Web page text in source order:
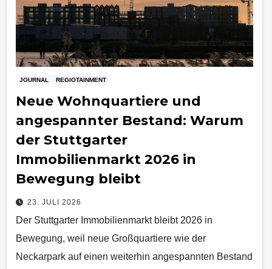
JOURNAL REGIOTAINMENT
Neue Wohnquartiere und
angespannter Bestand: Warum
der Stuttgarter
Immobilienmarkt 2026 in
Bewegung bleibt
23. JULI 2026
Der Stuttgarter Immobilienmarkt bleibt 2026 in
Bewegung, weil neue Großquartiere wie der
Neckarpark auf einen weiterhin angespannten Bestand